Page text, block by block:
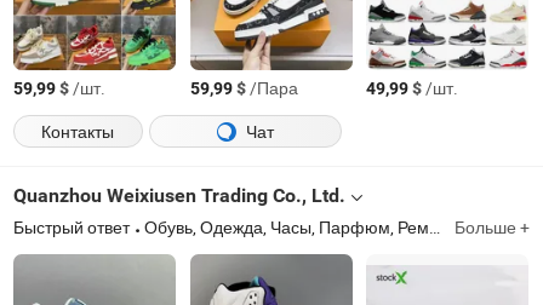
59,99$/шт. 59,99$/Пара 49,99$/шт.
Контакты
Чат
Quanzhou Weixiusen Trading Co., Ltd.
Быстрый ответ Обувь, Одежда, Часы, Парфюм, Ремень, Аксессуары Больше +